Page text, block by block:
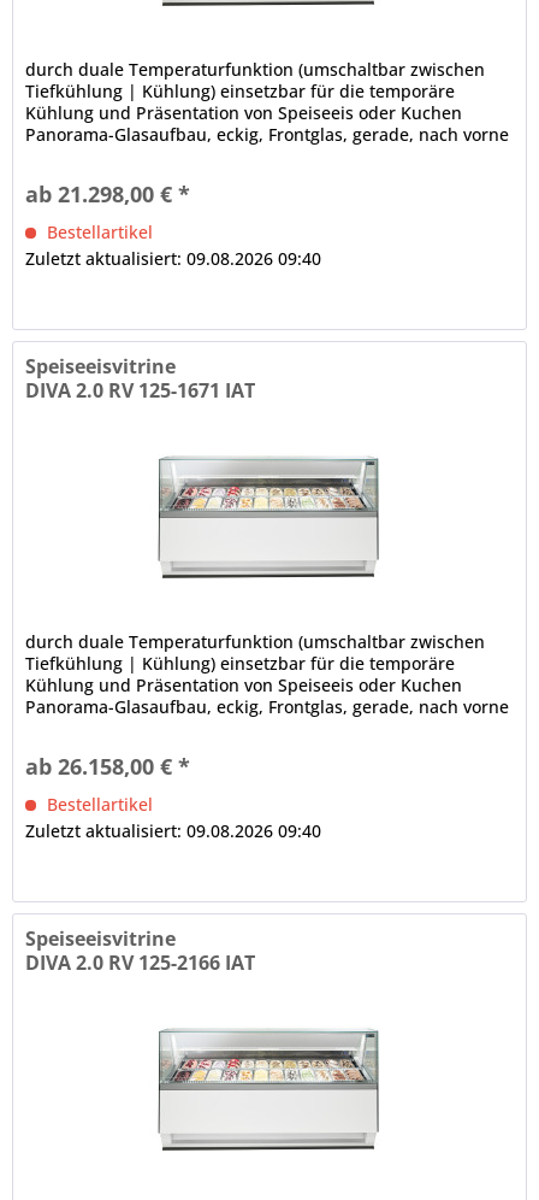
durch duale Temperaturfunktion (umschaltbar zwischen
Tiefkühlung | Kühlung) einsetzbar für die temporäre
Kühlung und Präsentation von Speiseeis oder Kuchen
Panorama-Glasaufbau, eckig, Frontglas, gerade, nach vorne
ab 21.298,00 € *
Bestellartikel
Zuletzt aktualisiert: 09.08.2026 09:40
Speiseeisvitrine
DIVA 2.0 RV 125-1671 IAT
durch duale Temperaturfunktion (umschaltbar zwischen
Tiefkühlung | Kühlung) einsetzbar für die temporäre
Kühlung und Präsentation von Speiseeis oder Kuchen
Panorama-Glasaufbau, eckig, Frontglas, gerade, nach vorne
ab 26.158,00 € *
Bestellartikel
Zuletzt aktualisiert: 09.08.2026 09:40
Speiseeisvitrine
DIVA 2.0 RV 125-2166 IAT